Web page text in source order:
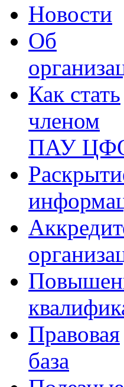
Новости
Об
Как стать
членом
ПАУ
Правовая
база